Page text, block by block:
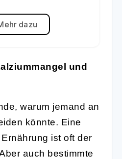
dazu
und
warum jemand an
könnte. Eine
ist oft der
auch bestimmte